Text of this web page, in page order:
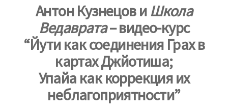
Антон Кузнецов иШкола
Ведаврата– видео-курс
“Йути как соединения Грах в
картах Джйотиша;
Упайа как коррекция их
неблагоприятности”